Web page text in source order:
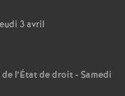
r
s
3 avril
l’État de droit - Samedi